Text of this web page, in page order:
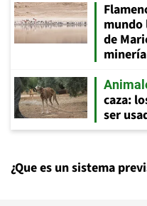
mundo
de
caza:
ser
¿Que es un sistema